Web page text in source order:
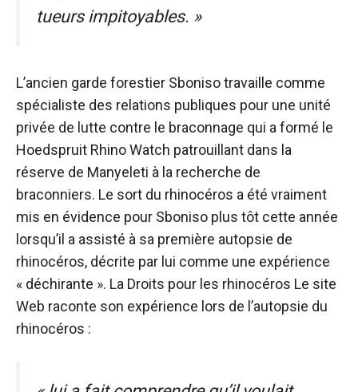
tueurs impitoyables. »
L’ancien garde forestier Sboniso travaille comme
spécialiste des relations publiques pour une unité
privée de lutte contre le braconnage qui a formé le
Hoedspruit Rhino Watch patrouillant dans la
réserve de Manyeleti à la recherche de
braconniers. Le sort du rhinocéros a été vraiment
mis en évidence pour Sboniso plus tôt cette année
lorsqu’il a assisté à sa première autopsie de
rhinocéros, décrite par lui comme une expérience
« déchirante ». La Droits pour les rhinocéros Le site
Web raconte son expérience lors de l’autopsie du
rhinocéros :